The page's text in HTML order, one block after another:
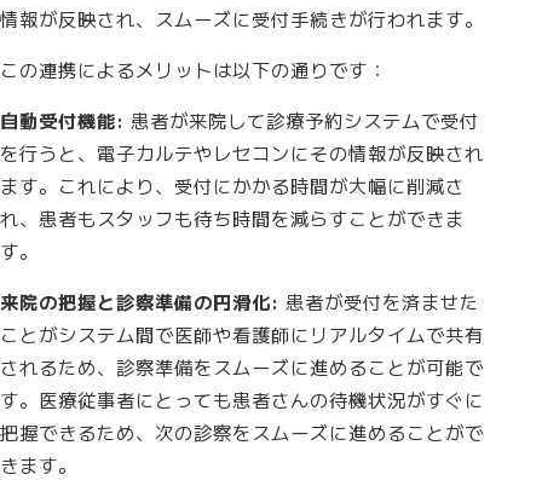
情報が反映され、スムーズに受付手続きが行われます。
この連携によるメリットは以下の通りです：
自動受付機能: 患者が来院して診療予約システムで受付
を行うと、電子カルテやレセコンにその情報が反映され
ます。これにより、受付にかかる時間が大幅に削減さ
れ、患者もスタッフも待ち時間を減らすことができま
す。
来院の把握と診察準備の円滑化: 患者が受付を済ませた
ことがシステム間で医師や看護師にリアルタイムで共有
されるため、診察準備をスムーズに進めることが可能で
す。医療従事者にとっても患者さんの待機状況がすぐに
把握できるため、次の診察をスムーズに進めることがで
きます。